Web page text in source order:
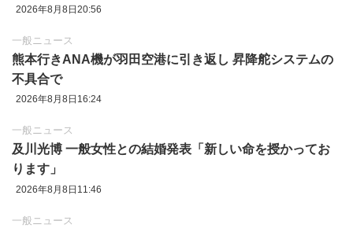
2026年8月8日20:56
一般ニュース
熊本行きANA機が羽田空港に引き返し 昇降舵システムの
不具合で
2026年8月8日16:24
一般ニュース
及川光博 一般女性との結婚発表「新しい命を授かってお
ります」
2026年8月8日11:46
一般ニュース